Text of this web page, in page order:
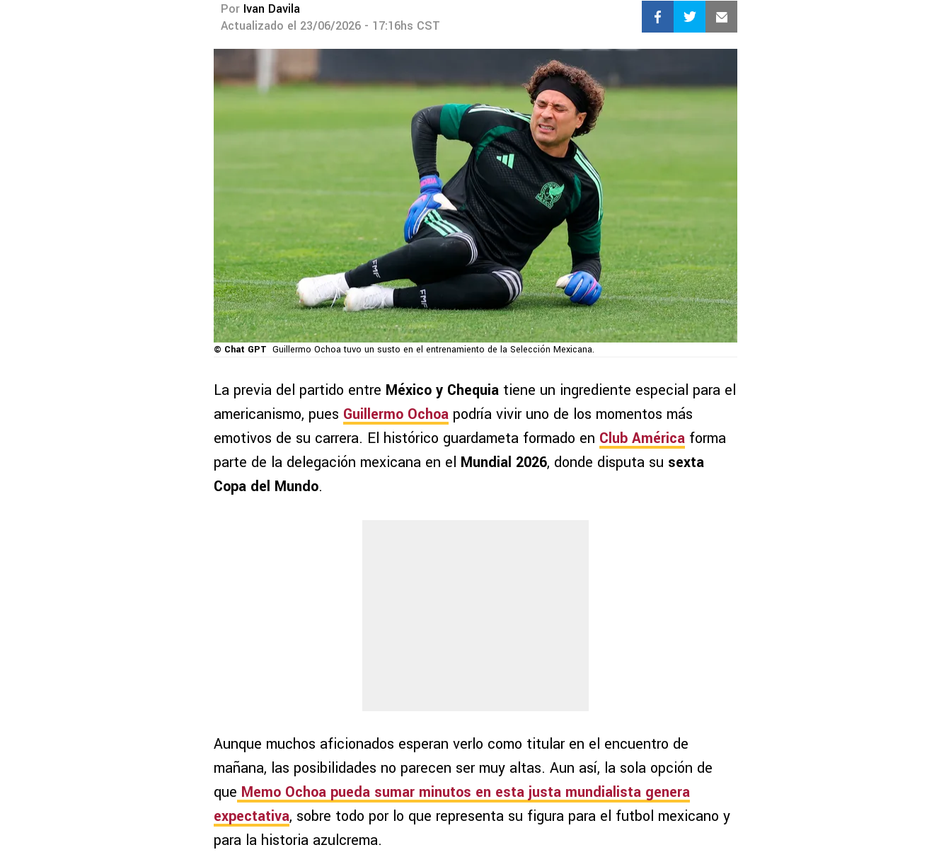
Por Ivan Davila
Actualizado el 23/06/2026 - 17:16hs CST
© Chat GPT Guillermo Ochoa tuvo un susto en el entrenamiento de la Selección Mexicana.
La previa del partido entre México y Chequia tiene un ingrediente especial para el
americanismo, pues Guillermo Ochoa podría vivir uno de los momentos más
emotivos de su carrera. El histórico guardameta formado en Club América forma
parte de la delegación mexicana en el Mundial 2026, donde disputa su sexta
Copa del Mundo.
Aunque muchos aficionados esperan verlo como titular en el encuentro de
mañana, las posibilidades no parecen ser muy altas. Aun así, la sola opción de
que Memo Ochoa pueda sumar minutos en esta justa mundialista genera
expectativa, sobre todo por lo que representa su figura para el futbol mexicano y
para la historia azulcrema.